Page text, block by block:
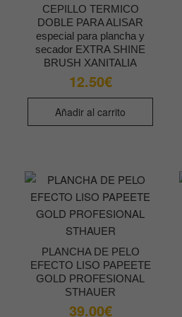
CEPILLO TERMICO
DOBLE PARA ALISAR
especial para plancha y
secador EXTRA SHINE
BRUSH XANITALIA
12.50€
Añadir al carrito
PLANCHA DE PELO
EFECTO LISO PAPEETE
GOLD PROFESIONAL
STHAUER
39.00€